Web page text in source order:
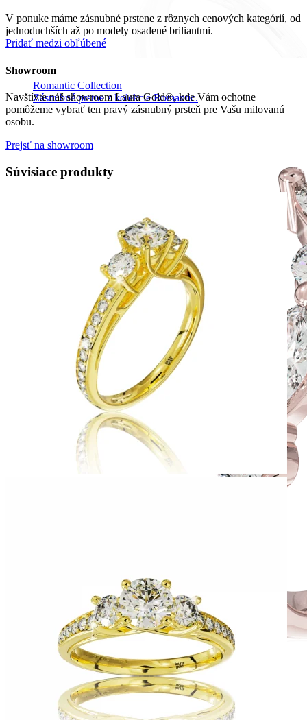
Romantic Collection
Zásnubné prstne z kolekcie Romantic.
V ponuke máme zásnubné prstene z rôznych cenových kategórií, od
jednoduchších až po modely osadené briliantmi.
Pridať medzi obľúbené
Showroom
Navštívte náš showroom Laura Gold®, kde Vám ochotne
pomôžeme vybrať ten pravý zásnubný prsteň pre Vašu milovanú
osobu.
Prejsť na showroom
Súvisiace produkty